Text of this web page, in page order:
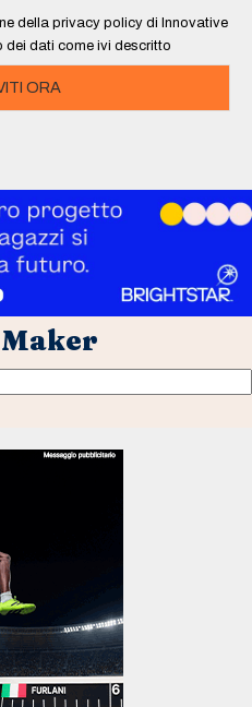
della privacy policy di Innovative
dei dati come ivi descritto
ORA
Maker